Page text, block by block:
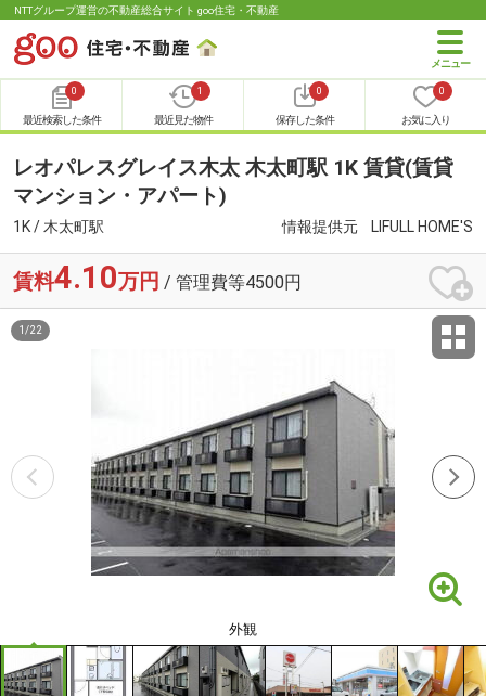
NTTグループ運営の不動産総合サイト goo住宅・不動産
0
最近検索した条件
1
最近見た物件
0
保存した条件
0
お気に入り
レオパレスグレイス木太 木太町駅 1K 賃貸(賃貸
マンション・アパート)
1K / 木太町駅 情報提供元 LIFULL HOME'S
賃料4.10万円 / 管理費等4500円
外観
1 /22